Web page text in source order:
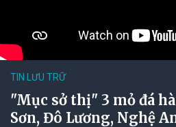
TIN LƯU TRỮ
"Mục sở thị" 3 mỏ đá
Sơn, Đô Lương, Nghệ